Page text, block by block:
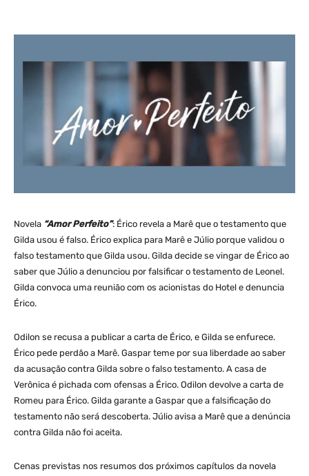
Novela “Amor Perfeito”: Érico revela a Marê que o testamento que
Gilda usou é falso. Érico explica para Marê e Júlio porque validou o
falso testamento que Gilda usou. Gilda decide se vingar de Érico ao
saber que Júlio a denunciou por falsificar o testamento de Leonel.
Gilda convoca uma reunião com os acionistas do Hotel e denuncia
Érico.
Odilon se recusa a publicar a carta de Érico, e Gilda se enfurece.
Érico pede perdão a Marê. Gaspar teme por sua liberdade ao saber
da acusação contra Gilda sobre o falso testamento. A casa de
Verônica é pichada com ofensas a Érico. Odilon devolve a carta de
Romeu para Érico. Gilda garante a Gaspar que a falsificação do
testamento não será descoberta. Júlio avisa a Marê que a denúncia
contra Gilda não foi aceita.
Cenas previstas nos resumos dos próximos capítulos da novela